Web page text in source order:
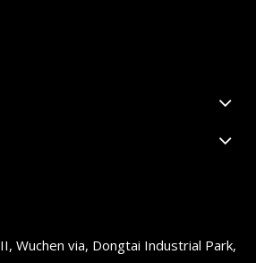
Wuchen via, Dongtai Industrial Park,